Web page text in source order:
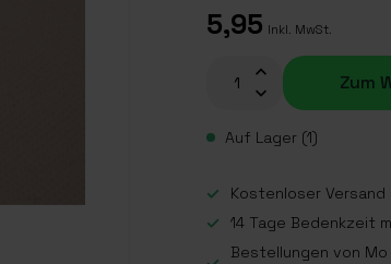
5,95 Inkl. MwSt.
Zum
Auf Lager (1)
Kostenloser Versand
14 Tage Bedenkzeit
Bestellungen von Mo